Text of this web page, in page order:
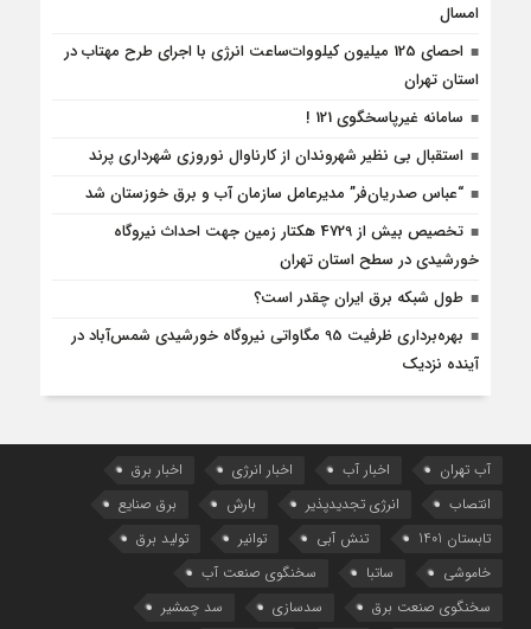
امسال
احصای 125 میلیون کیلووات‌ساعت انرژی با اجرای طرح مهتاب در
استان تهران
سامانه غیرپاسخگوی 121 !
استقبال بی نظیر شهروندان از کارناوال نوروزی شهرداری پرند
“عباس صدریان‌فر” مدیرعامل سازمان آب و برق خوزستان شد
تخصیص بیش از 4729 هکتار زمین جهت احداث نیروگاه‌
خورشیدی در سطح استان تهران
طول شبکه برق ایران چقدر است؟
بهره‌برداری ظرفیت 95 مگاواتی نیروگاه خورشیدی شمس‌آباد در
آینده نزدیک
آب تهران اخبار آب اخبار انرژی
اخبار برق
انتصاب
انرژی تجدیدپذیر بارش
برق صنایع
تابستان 1401
تنش آبی توانیر
تولید برق
خاموشی
ساتبا
سخنگوی صنعت آب
سخنگوی صنعت برق
سدسازی
سد چمشیر